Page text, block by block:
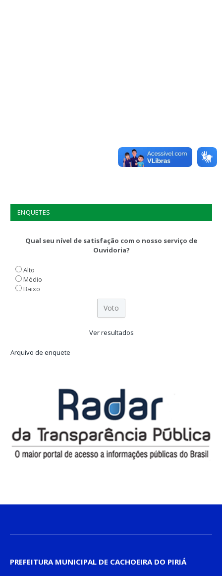
ENQUETES
Qual seu nível de satisfação com o nosso serviço de
Ouvidoria?
Alto
Médio
Baixo
Ver resultados
Arquivo de enquete
PREFEITURA MUNICIPAL DE CACHOEIRA DO PIRIÁ